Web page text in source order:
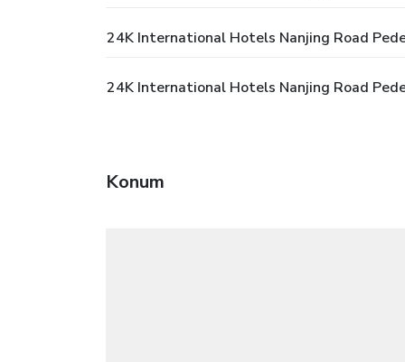
24K International Hotels Nanjing Road
24K International Hotels Nanjing Road
Konum